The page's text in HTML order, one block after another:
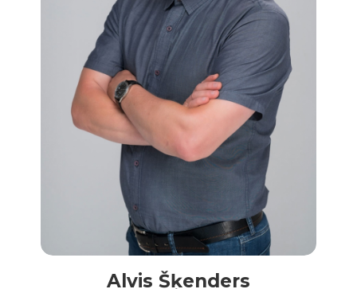
Alvis Šķenders